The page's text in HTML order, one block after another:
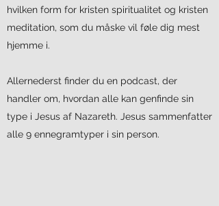
hvilken form for kristen spiritualitet og kristen
meditation, som du måske vil føle dig mest
hjemme i.
Allernederst finder du en podcast, der
handler om, hvordan alle kan genfinde sin
type i Jesus af Nazareth. Jesus sammenfatter
alle 9 ennegramtyper i sin person.